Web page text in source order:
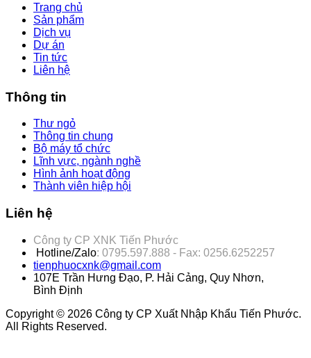
Trang chủ
Sản phẩm
Dịch vụ
Dự án
Tin tức
Liên hệ
Thông tin
Thư ngỏ
Thông tin chung
Bộ máy tổ chức
Lĩnh vực, ngành nghề
Hình ảnh hoạt động
Thành viên hiệp hội
Liên hệ
Công ty CP XNK Tiến Phước
Hotline/Zalo: 0795.597.888 - Fax: 0256.6252257
tienphuocxnk@gmail.com
107E Trần Hưng Đạo, P. Hải Cảng, Quy Nhơn,
Bình Định
Copyright © 2026 Công ty CP Xuất Nhập Khẩu Tiến Phước.
All Rights Reserved.